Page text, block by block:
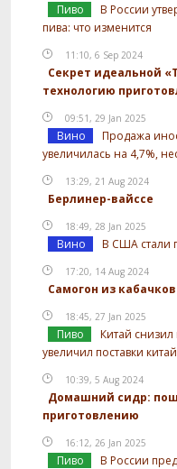
Пиво
В России
пива: что изменится
11:10, 6 Sep 2024
Секрет идеальной
технологию
09:51, 29 Jan 2025
Вино
Продажа
увеличилась на 4,7%,
13:29, 21 Aug 2024
Берлинер-вайссе
18:49, 28 Jan 2025
Вино В США стали
17:20, 14 Aug 2024
Самогон из кабачков
18:45, 27 Jan 2025
Пиво
Китай
увеличил поставки
10:39, 5 Aug 2024
Домашний сидр:
приготовлению
16:12, 26 Jan 2025
Пиво
В России